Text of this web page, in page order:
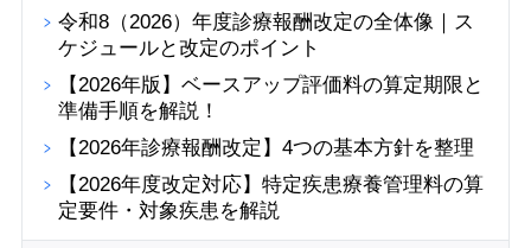
令和8（2026）年度診療報酬改定の全体像｜ス
ケジュールと改定のポイント
【2026年版】ベースアップ評価料の算定期限と
準備手順を解説！
【2026年診療報酬改定】4つの基本方針を整理
【2026年度改定対応】特定疾患療養管理料の算
定要件・対象疾患を解説